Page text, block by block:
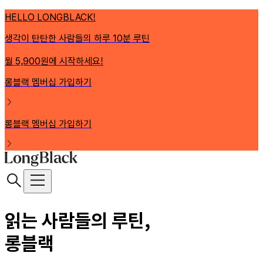
HELLO LONGBLACK!
생각이 탄탄한 사람들의 하루 10분 루틴
월 5,900원에 시작하세요!
롱블랙 멤버십 가입하기
롱블랙 멤버십 가입하기
읽는 사람들의 루틴,
롱블랙